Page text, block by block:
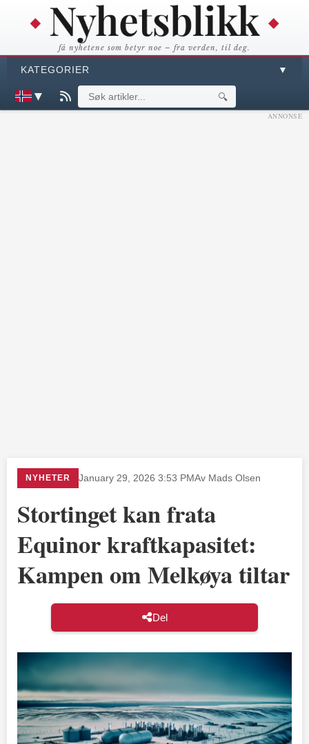
få nyhetene som betyr noe – fra verden, til deg.
KATEGORIER ▼
▼ 🔍
ANNONSE
NYHETER January 29, 2026 3:53 PMAv Mads Olsen
Stortinget kan frata
Equinor kraftkapasitet:
Kampen om Melkøya tiltar
Del